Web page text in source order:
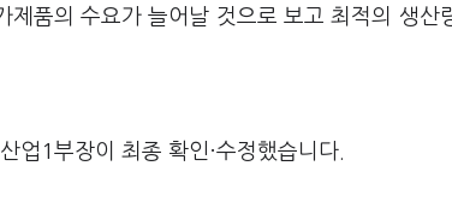
제품의 수요가 늘어날 것으로 보고 최적의 생산
업1부장이 최종 확인·수정했습니다.